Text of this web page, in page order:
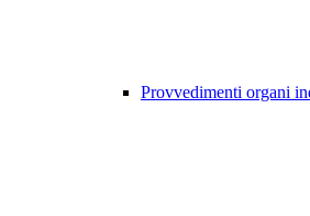
Provvedimenti organi